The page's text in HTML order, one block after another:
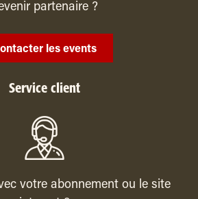
partenaire ?
les events
Service client
votre abonnement ou le site